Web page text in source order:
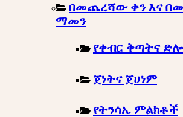
በመጨረሻው ቀን እና
ማመን
የቀብር ቅጣትና
ጀነትና ጀሀነም
የትንሳኤ ምልክቶች